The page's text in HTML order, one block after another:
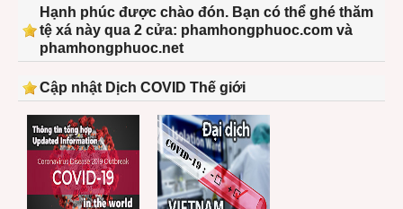
Hạnh phúc được chào đón. Bạn có thể ghé thăm
tệ xá này qua 2 cửa: phamhongphuoc.com và
phamhongphuoc.net
Cập nhật Dịch COVID Thế giới